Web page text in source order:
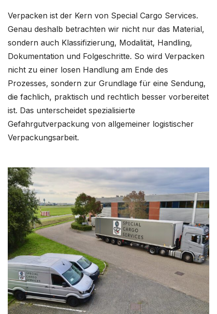
Verpacken ist der Kern von Special Cargo Services.
Genau deshalb betrachten wir nicht nur das Material,
sondern auch Klassifizierung, Modalität, Handling,
Dokumentation und Folgeschritte. So wird Verpacken
nicht zu einer losen Handlung am Ende des
Prozesses, sondern zur Grundlage für eine Sendung,
die fachlich, praktisch und rechtlich besser vorbereitet
ist. Das unterscheidet spezialisierte
Gefahrgutverpackung von allgemeiner logistischer
Verpackungsarbeit.